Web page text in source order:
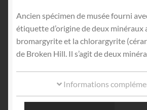
Ancien spécimen de musée fourni
étiquette d’origine de deux minéraux
bromargyrite et la chlorargyrite
de Broken Hill. Il s’agit de deux
Informations